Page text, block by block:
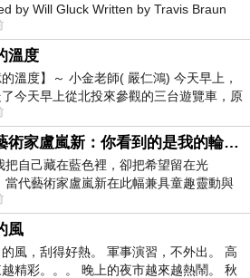
by Will Gluck Written by Travis Braun
Monica Barbaro
溫度
的溫度】～ 小金老師( 嚴仁鴻) 今天早上，
今天早上從北投來參觀的三台遊覽車，原
已經差不多要安靜下來，卻發
當代藝術家盧嵐新：你看到的是我的輪廓，還是你的故事？——藏在藍色裡的希望與光
把自己藏在藍色裡，卻把希望留在光
當代藝術家盧嵐新在此幅兼具童趣靈動與
的新作中，用湛藍的羽翼般色塊包覆著
風
風，刮得好熱。 軍事演習，不外出。 高
精彩。。。 晚上的夜市越來越熱鬧。 秋